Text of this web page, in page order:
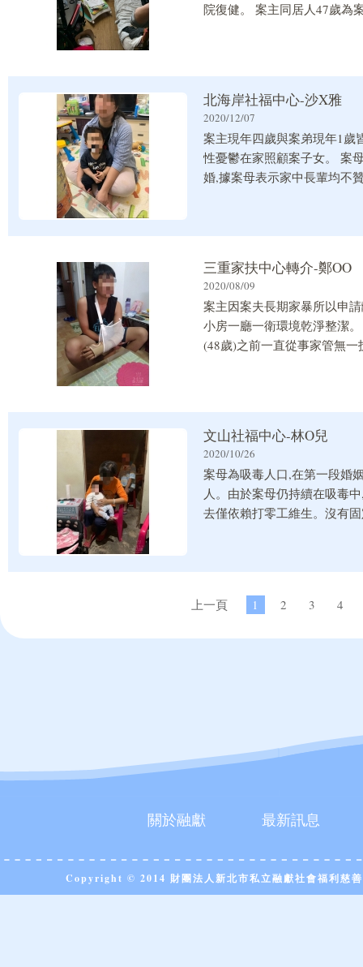
院復健。 案主同居人47歲為
北海岸社福中心-沙X雅
2020/12/07
案主現年四歲與案弟現年1歲
性憂鬱在家照顧案子女。 案
婚,據案母表示家中長輩均不
三重家扶中心轉介-鄭OO
2020/08/09
案主因案夫長期家暴所以申
小房一廳一衛環境乾淨整潔
(48歲)之前一直從事家管無
文山社福中心-林O兒
2020/10/26
案母為吸毒人口,在第一段婚
人。由於案母仍持續在吸毒
去僅依賴打零工維生。沒有
上一頁 1 2 3 4
關於融獻 最新訊息
Copyright © 2014 財團法人新北市私立融獻社會福利